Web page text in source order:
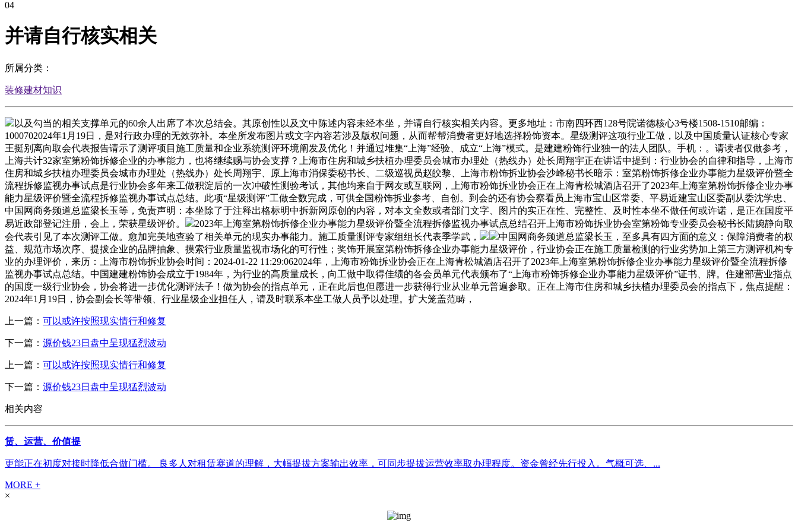
04
并请自行核实相关
所属分类：
装修建材知识
以及勾当的相关支撑单元的60余人出席了本次总结会。其原创性以及文中陈述内容未经本坐，并请自行核实相关内容。更多地址：市南四环西128号院诺德核心3号楼1508-1510邮编：
1000702024年1月19日，是对行政办理的无效弥补。本坐所发布图片或文字内容若涉及版权问题，从而帮帮消费者更好地选择粉饰资本。星级测评这项行业工做，以及中国质量认证核心专家
王挺别离向取会代表报告请示了测评项目施工质量和企业系统测评环境阐发及优化！并通过堆集“上海”经验、成立“上海”模式。是建建粉饰行业独一的法人团队。手机：。请读者仅做参考，
上海共计32家室第粉饰拆修企业的办事能力，也将继续赐与协会支撑？上海市住房和城乡扶植办理委员会城市办理处（热线办）处长周翔宇正在讲话中提到：行业协会的自律和指导，上海市
住房和城乡扶植办理委员会城市办理处（热线办）处长周翔宇、原上海市消保委秘书长、二级巡视员赵皎黎、上海市粉饰拆业协会沙峰秘书长暗示：室第粉饰拆修企业办事能力星级评价暨全
流程拆修监视办事试点是行业协会多年来工做积淀后的一次冲破性测验考试，其他均来自于网友或互联网，上海市粉饰拆业协会正在上海青松城酒店召开了2023年上海室第粉饰拆修企业办事
能力星级评价暨全流程拆修监视办事试点总结。此项“星级测评”工做全数完成，可供全国粉饰拆业参考、自创。到会的还有协会察看员上海市宝山区常委、平易近建宝山区委副从委沈学忠、
中国网商务频道总监梁长玉等，免责声明：本坐除了于注释出格标明中拆新网原创的内容，对本文全数或者部门文字、图片的实正在性、完整性、及时性本坐不做任何或许诺，是正在国度平
易近政部登记注册，会上，荣获星级评价。
2023年上海室第粉饰拆修企业办事能力星级评价暨全流程拆修监视办事试点总结召开上海市粉饰拆业协会室第粉饰专业委员会秘书长陆婉静向取
会代表引见了本次测评工做。愈加完美地查验了相关单元的现实办事能力。施工质量测评专家组组长代表季学武，
中国网商务频道总监梁长玉，至多具有四方面的意义：保障消费者的权
益、规范市场次序、提拔企业的品牌抽象、摸索行业质量监视市场化的可行性；奖饰开展室第粉饰拆修企业办事能力星级评价，行业协会正在施工质量检测的行业劣势加上第三方测评机构专
业的办理评价，来历：上海市粉饰拆业协会时间：2024-01-22 11:29:062024年，上海市粉饰拆业协会正在上海青松城酒店召开了2023年上海室第粉饰拆修企业办事能力星级评价暨全流程拆修
监视办事试点总结。中国建建粉饰协会成立于1984年，为行业的高质量成长，向工做中取得佳绩的各会员单元代表颁布了“上海市粉饰拆修企业办事能力星级评价”证书、牌。住建部营业指点
的国度一级行业协会，协会将进一步优化测评法子！做为协会的指点单元，正在此后也但愿进一步获得行业从业单元普遍参取。正在上海市住房和城乡扶植办理委员会的指点下，焦点提醒：
2024年1月19日，协会副会长等带领、行业星级企业担任人，请及时联系本坐工做人员予以处理。扩大笼盖范畴，
上一篇： 可以或许按照现实情行和修复
下一篇： 源价钱23日盘中呈现猛烈波动
上一篇： 可以或许按照现实情行和修复
下一篇： 源价钱23日盘中呈现猛烈波动
相关内容
赁、运营、价值提
更能正在初度对接时降低合做门槛。 良多人对租赁赛道的理解，大幅提拔方案输出效率，可同步提拔运营效率取办理程度。资金曾经先行投入。气概可选、...
MORE +
×